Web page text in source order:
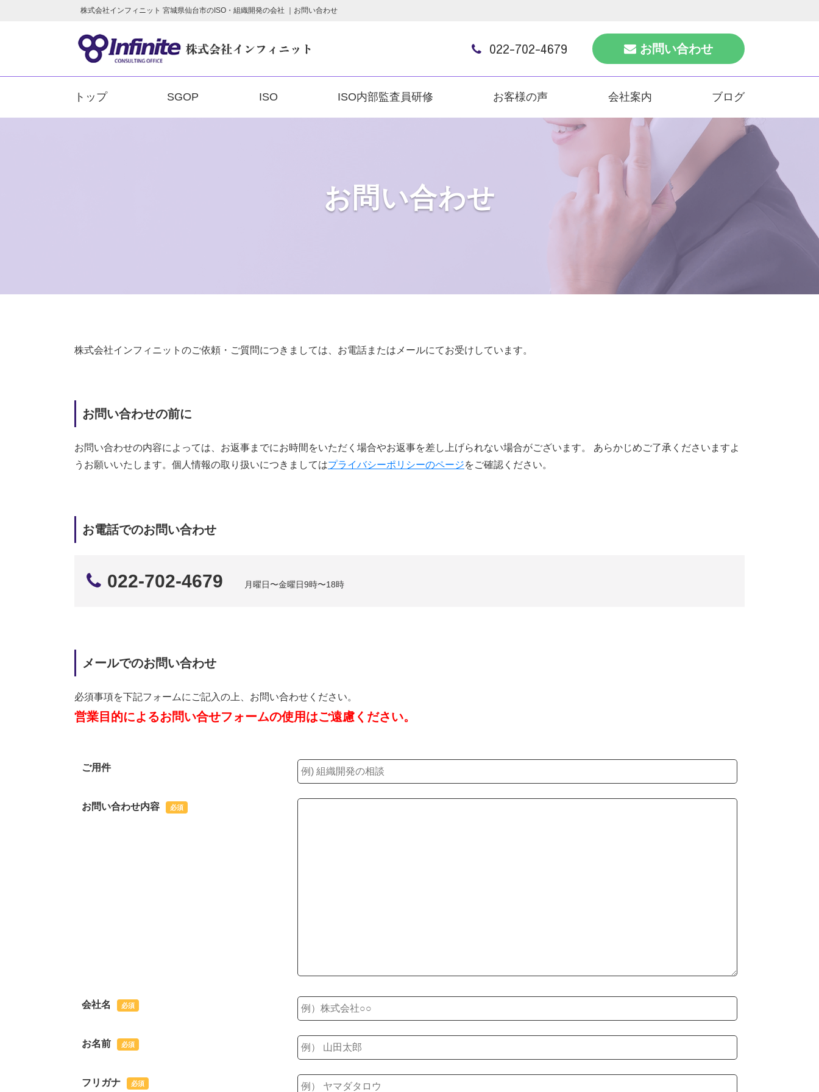
株式会社インフィニット 宮城県仙台市のISO・組織開発の会社 ｜お問い合わせ
022-702-4679 お問い合わせ
トップ SGOP ISO ISO内部監査員研修 お客様の声 会社案内 ブログ
お問い合わせ
株式会社インフィニットのご依頼・ご質問につきましては、お電話またはメールにてお受けしています。
お問い合わせの前に
お問い合わせの内容によっては、お返事までにお時間をいただく場合やお返事を差し上げられない場合がございます。 あらかじめご了承くださいますよ
うお願いいたします。個人情報の取り扱いにつきましてはプライバシーポリシーのページをご確認ください。
お電話でのお問い合わせ
022-702-4679 月曜日〜金曜日9時〜18時
メールでのお問い合わせ
必須事項を下記フォームにご記入の上、お問い合わせください。
営業目的によるお問い合せフォームの使用はご遠慮ください。
ご用件
お問い合わせ内容 必須
会社名 必須
お名前 必須
フリガナ 必須